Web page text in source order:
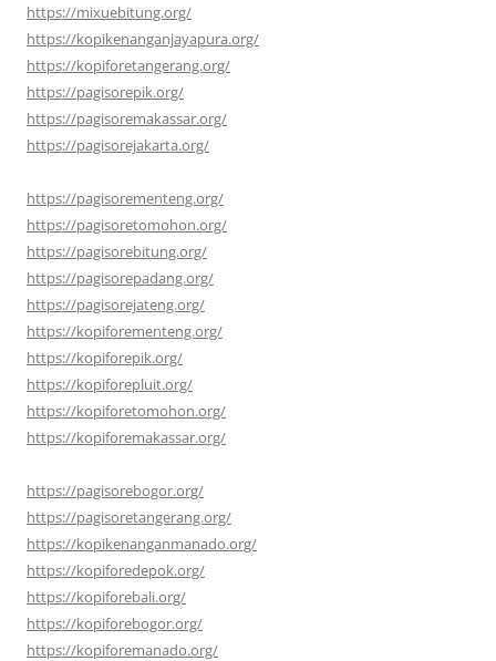
https://mixuebitung.org/
https://kopikenanganjayapura.org/
https://kopiforetangerang.org/
https://pagisorepik.org/
https://pagisoremakassar.org/
https://pagisorejakarta.org/
https://pagisorementeng.org/
https://pagisoretomohon.org/
https://pagisorebitung.org/
https://pagisorepadang.org/
https://pagisorejateng.org/
https://kopiforementeng.org/
https://kopiforepik.org/
https://kopiforepluit.org/
https://kopiforetomohon.org/
https://kopiforemakassar.org/
https://pagisorebogor.org/
https://pagisoretangerang.org/
https://kopikenanganmanado.org/
https://kopiforedepok.org/
https://kopiforebali.org/
https://kopiforebogor.org/
https://kopiforemanado.org/